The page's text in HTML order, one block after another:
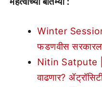
Winter Session
फडणवीस
Nitin Satpute |
वाढणार?